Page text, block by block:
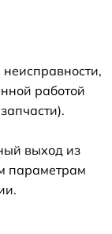
работой
выход из
параметрам